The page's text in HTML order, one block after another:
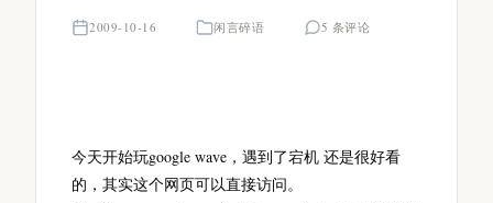
2009-10-16 闲言碎语 5 条评论
今天开始玩google wave，遇到了宕机 还是很好看
的，其实这个网页可以直接访问。